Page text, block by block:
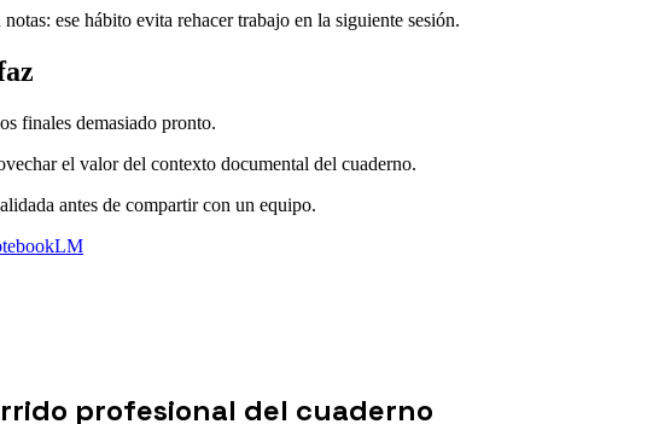
ese hábito evita rehacer trabajo en la siguiente sesión.
finales demasiado pronto.
el valor del contexto documental del cuaderno.
antes de compartir con un equipo.
profesional del cuaderno